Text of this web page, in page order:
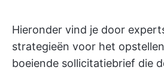
Hieronder vind je door
strategieën voor het
boeiende sollicitatiebrief die